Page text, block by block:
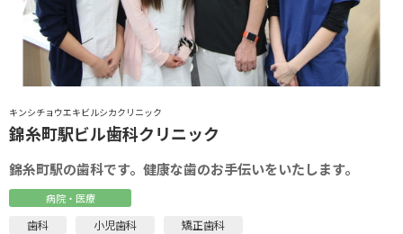
キンシチョウエキビルシカクリニック
錦糸町駅ビル歯科クリニック
錦糸町駅の歯科です。健康な歯のお手伝いをいたします。
病院・医療
歯科 小児歯科 矯正歯科